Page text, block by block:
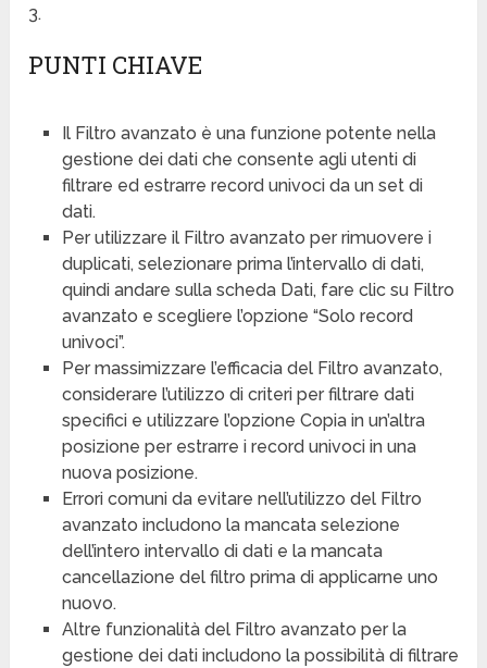
3.
PUNTI CHIAVE
Il Filtro avanzato è una funzione potente nella
gestione dei dati che consente agli utenti di
filtrare ed estrarre record univoci da un set di
dati.
Per utilizzare il Filtro avanzato per rimuovere i
duplicati, selezionare prima l’intervallo di dati,
quindi andare sulla scheda Dati, fare clic su Filtro
avanzato e scegliere l’opzione “Solo record
univoci”.
Per massimizzare l’efficacia del Filtro avanzato,
considerare l’utilizzo di criteri per filtrare dati
specifici e utilizzare l’opzione Copia in un’altra
posizione per estrarre i record univoci in una
nuova posizione.
Errori comuni da evitare nell’utilizzo del Filtro
avanzato includono la mancata selezione
dell’intero intervallo di dati e la mancata
cancellazione del filtro prima di applicarne uno
nuovo.
Altre funzionalità del Filtro avanzato per la
gestione dei dati includono la possibilità di filtrare